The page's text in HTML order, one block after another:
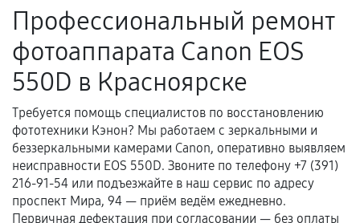
Поломка установленной детали при
нормальной эксплуатации в течение
гарантийного срока.
Несоответствие комплектующей заявленным
техническим характеристикам.
Документы для подтверждения
гарантии
Профессиональный ремонт
фотоаппарата Canon EOS
550D в Красноярске
Требуется помощь специалистов по восстановлению
фототехники Кэнон? Мы работаем с зеркальными и
беззеркальными камерами Canon, оперативно выявляем
неисправности EOS 550D. Звоните по телефону +7 (391)
216-91-54 или подъезжайте в наш сервис по адресу
проспект Мира, 94 — приём ведём ежедневно.
Первичная дефектация при согласовании — без оплаты